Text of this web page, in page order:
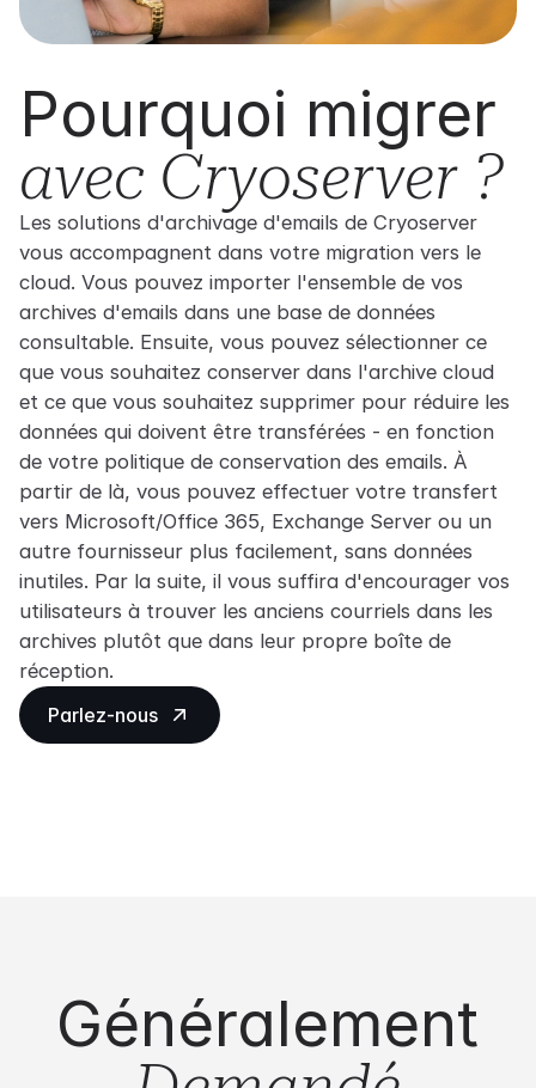
Pourquoi migrer
avec Cryoserver ?
Les solutions d'archivage d'emails de Cryoserver
vous accompagnent dans votre migration vers le
cloud. Vous pouvez importer l'ensemble de vos
archives d'emails dans une base de données
consultable. Ensuite, vous pouvez sélectionner ce
que vous souhaitez conserver dans l'archive cloud
et ce que vous souhaitez supprimer pour réduire les
données qui doivent être transférées - en fonction
de votre politique de conservation des emails. À
partir de là, vous pouvez effectuer votre transfert
vers Microsoft/Office 365, Exchange Server ou un
autre fournisseur plus facilement, sans données
inutiles. Par la suite, il vous suffira d'encourager vos
utilisateurs à trouver les anciens courriels dans les
archives plutôt que dans leur propre boîte de
réception.
Parlez-nous
Généralement